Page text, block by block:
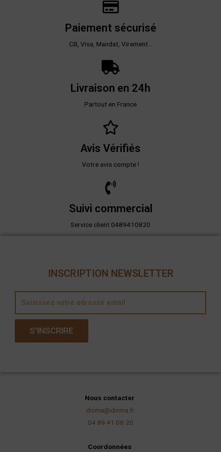
Paiement sécurisé
CB, Visa, Mandat, Virement...
Livraison en 24h
Partout en France
Avis Vérifiés
Votre avis compte !
Suivi commercial
Service client 0489410820
INSCRIPTION NEWSLETTER
a
S'INSCRIRE
Nous contacter
dicma@dicma.fr
04 89 41 08 20
Coordonnées